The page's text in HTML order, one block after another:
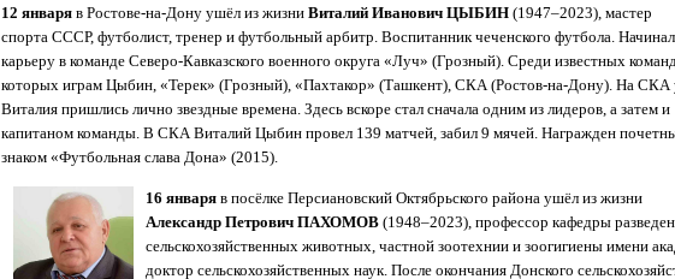
12 января в Ростове-на-Дону ушёл из жизни Виталий Иванович ЦЫБИН (1947–2023), мастер
спорта СССР, футболист, тренер и футбольный арбитр. Воспитанник чеченского футбола. Начинал
карьеру в команде Северо-Кавказского военного округа «Луч» (Грозный). Среди известных
которых играм Цыбин, «Терек» (Грозный), «Пахтакор» (Ташкент), СКА (Ростов-на-Дону). На СКА
Виталия пришлись лично звездные времена. Здесь вскоре стал сначала одним из лидеров, а затем и
капитаном команды. В СКА Виталий Цыбин провел 139 матчей, забил 9 мячей. Награжден
знаком «Футбольная слава Дона» (2015).
16 января в посёлке Персиановский Октябрьского района ушёл из жизни
Александр Петрович ПАХОМОВ (1948–2023), профессор кафедры
сельскохозяйственных животных, частной зоотехнии и зоогигиены имени
доктор сельскохозяйственных наук. После окончания Донского